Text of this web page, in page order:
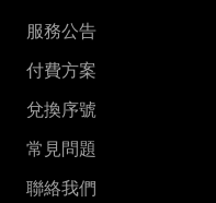
服務公告
付費方案
兌換序號
常見問題
聯絡我們